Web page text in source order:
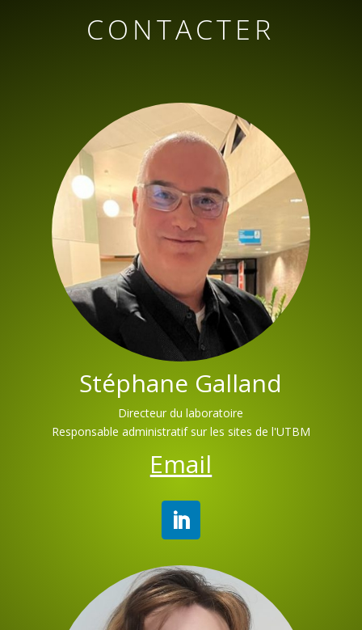
CONTACTER
Stéphane Galland
Directeur du laboratoire
Responsable administratif sur les sites de l'UTBM
Email